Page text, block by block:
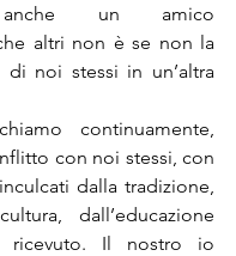
anche un amico
altri non è se non la
di noi stessi in un’altra
continuamente,
con noi stessi, con
dalla tradizione,
dall’educazione
ricevuto. Il nostro io